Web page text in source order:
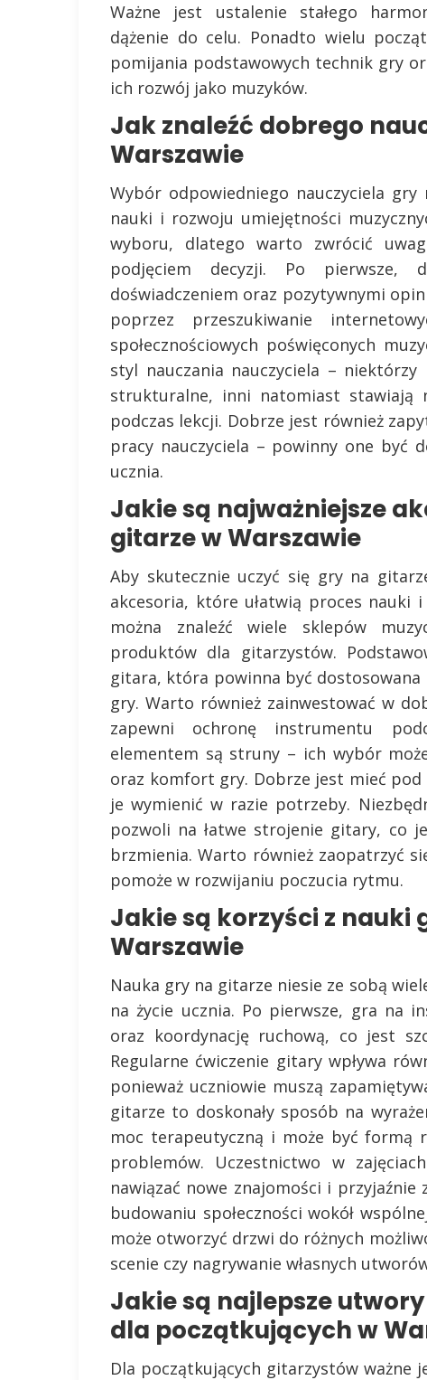
Ważne jest ustalenie stałego
dążenie do celu. Ponadto wielu
pomijania podstawowych technik gry
ich rozwój jako muzyków.
Jak znaleźć dobrego
Warszawie
Wybór odpowiedniego nauczyciela
nauki i rozwoju umiejętności
wyboru, dlatego warto zwrócić
podjęciem decyzji. Po pierwsze,
doświadczeniem oraz pozytywnymi
poprzez przeszukiwanie
społecznościowych poświęconych
styl nauczania nauczyciela –
strukturalne, inni natomiast stawiają
podczas lekcji. Dobrze jest również
pracy nauczyciela – powinny one być
ucznia.
Jakie są najważniejsze
gitarze w Warszawie
Aby skutecznie uczyć się gry na
akcesoria, które ułatwią proces nauki
można znaleźć wiele sklepów
produktów dla gitarzystów.
gitara, która powinna być
gry. Warto również zainwestować w
zapewni ochronę instrumentu
elementem są struny – ich wybór
oraz komfort gry. Dobrze jest mieć
je wymienić w razie potrzeby.
pozwoli na łatwe strojenie gitary, co
brzmienia. Warto również zaopatrzyć
pomoże w rozwijaniu poczucia rytmu.
Jakie są korzyści z nauki
Warszawie
Nauka gry na gitarze niesie ze sobą
na życie ucznia. Po pierwsze, gra na
oraz koordynację ruchową, co jest
Regularne ćwiczenie gitary wpływa
ponieważ uczniowie muszą
gitarze to doskonały sposób na
moc terapeutyczną i może być formą
problemów. Uczestnictwo w
nawiązać nowe znajomości i
budowaniu społeczności wokół
może otworzyć drzwi do różnych
scenie czy nagrywanie własnych
Jakie są najlepsze
dla początkujących w
Dla początkujących gitarzystów ważne